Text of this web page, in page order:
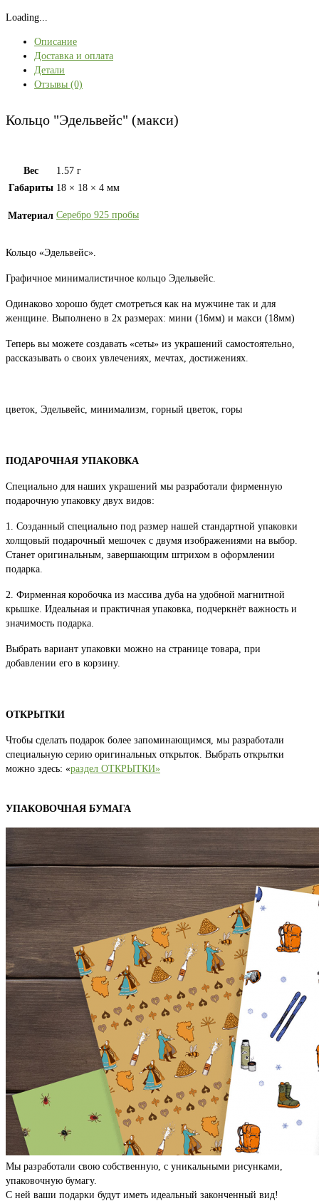
Loading...
Описание
Доставка и оплата
Детали
Отзывы (0)
Кольцо "Эдельвейс" (макси)
Вес
1.57 г
Габариты 18 × 18 × 4 мм
Материал Серебро 925 пробы
Кольцо «Эдельвейс».
Графичное минималистичное кольцо Эдельвейс.
Одинаково хорошо будет смотреться как на мужчине так и для
женщине. Выполнено в 2х размерах: мини (16мм) и макси (18мм)
Теперь вы можете создавать «сеты» из украшений самостоятельно,
рассказывать о своих увлечениях, мечтах, достижениях.
цветок, Эдельвейс, минимализм, горный цветок, горы
ПОДАРОЧНАЯ УПАКОВКА
Специально для наших украшений мы разработали фирменную
подарочную упаковку двух видов:
1. Созданный специально под размер нашей стандартной упаковки
холщовый подарочный мешочек с двумя изображениями на выбор.
Станет оригинальным, завершающим штрихом в оформлении
подарка.
2. Фирменная коробочка из массива дуба на удобной магнитной
крышке. Идеальная и практичная упаковка, подчеркнёт важность и
значимость подарка.
Выбрать вариант упаковки можно на странице товара, при
добавлении его в корзину.
ОТКРЫТКИ
Чтобы сделать подарок более запоминающимся, мы разработали
специальную серию оригинальных открыток. Выбрать открытки
можно здесь: «раздел ОТКРЫТКИ»
УПАКОВОЧНАЯ БУМАГА
Мы разработали свою собственную, с уникальными рисунками,
упаковочную бумагу.
С ней ваши подарки будут иметь идеальный законченный вид!